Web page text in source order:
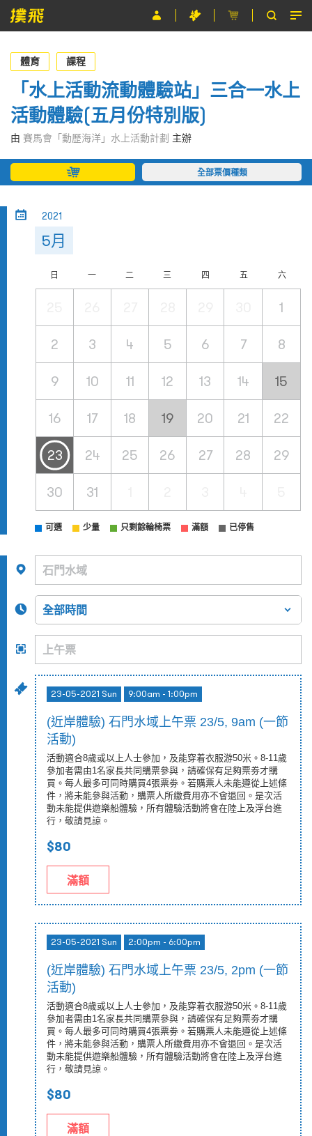
節目
主辦單位
關於撲飛
條款及細則
EN
體育 課程
「水上活動流動體驗站」三合一水上
活動體驗(五月份特別版)
由 賽馬會「動歷海洋」水上活動計劃 主辦
全部票價種類
2021
5月
日 一 二 三 四 五 六
1
2 3 4 5 6 7 8
9 10 11 12 13 14 15
16 17 18 19 20 21 22
23 24 25 26 27 28 29
30 31
可選 少量 只剩餘輪椅票 滿額 已停售
23-05-2021 Sun 9:00am - 1:00pm
(近岸體驗) 石門水域上午票 23/5, 9am (一節
活動)
活動適合8歲或以上人士參加，及能穿着衣服游50米。8-11歲
參加者需由1名家長共同購票參與，請確保有足夠票劵才購
買。每人最多可同時購買4張票劵。若購票人未能遵從上述條
件，將未能參與活動，購票人所繳費用亦不會退回。是次活
動未能提供遊樂船體驗，所有體驗活動將會在陸上及浮台進
行，敬請見諒。
$80
滿額
23-05-2021 Sun 2:00pm - 6:00pm
(近岸體驗) 石門水域上午票 23/5, 2pm (一節
活動)
活動適合8歲或以上人士參加，及能穿着衣服游50米。8-11歲
參加者需由1名家長共同購票參與，請確保有足夠票劵才購
買。每人最多可同時購買4張票劵。若購票人未能遵從上述條
件，將未能參與活動，購票人所繳費用亦不會退回。是次活
動未能提供遊樂船體驗，所有體驗活動將會在陸上及浮台進
行，敬請見諒。
$80
滿額